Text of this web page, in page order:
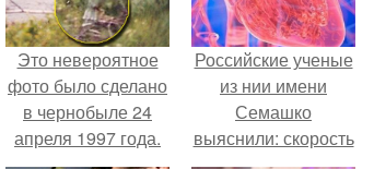
Это невероятное
фото было сделано
в чернобыле 24
апреля 1997 года.
Российские ученые
из нии имени
Семашко
выяснили: скорость